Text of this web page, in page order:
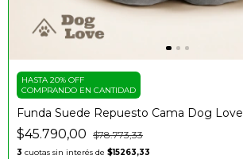
HASTA 20% OFF
COMPRANDO EN CANTIDAD
Funda Suede Repuesto Cama Dog Love
$45.790,00 $78.773,33
3 cuotas sin interés de $15263,33